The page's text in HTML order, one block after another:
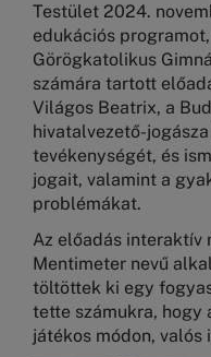
Testület 2024.
edukációs
Görögkatolikus
számára tartott
Világos Beatrix, a
hivatalvezető-
tevékenységét, és
jogait, valamint a
problémákat.
Az előadás interaktív
Mentimeter nevű
töltöttek ki egy
tette számukra,
játékos módon, valós